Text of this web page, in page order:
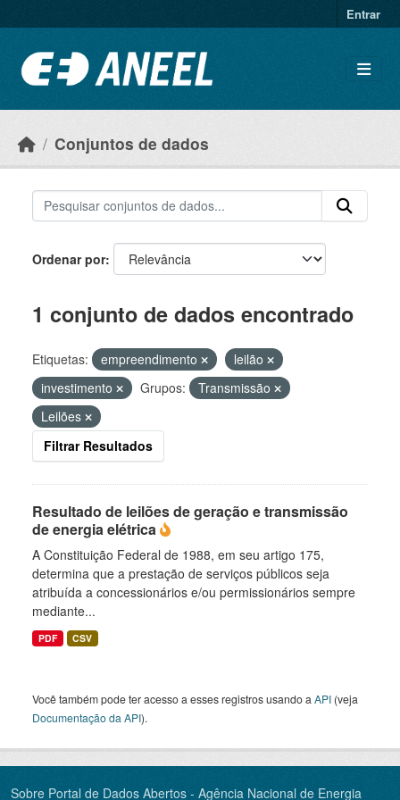
Entrar
Conjuntos de dados
Ordenar por
1 conjunto de dados encontrado
Etiquetas: empreendimento
leilão
investimento
Grupos:
Transmissão
Leilões
Filtrar Resultados
Resultado de leilões de geração e transmissão
de energia elétrica
A Constituição Federal de 1988, em seu artigo 175,
determina que a prestação de serviços públicos seja
atribuída a concessionários e/ou permissionários sempre
mediante...
PDF CSV
Você também pode ter acesso a esses registros usando a API (veja
Documentação da API).
Sobre Portal de Dados Abertos - Agência Nacional de Energia